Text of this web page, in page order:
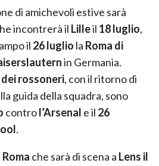
di amichevoli estive sarà
incontrerà il Lilleil 18 luglio,
il 26 luglio la Roma di
in Germania.
rossoneri, con il ritorno di
guida della squadra, sono
control’Arsenal e il 26
.
Roma che sarà di scena a Lens il